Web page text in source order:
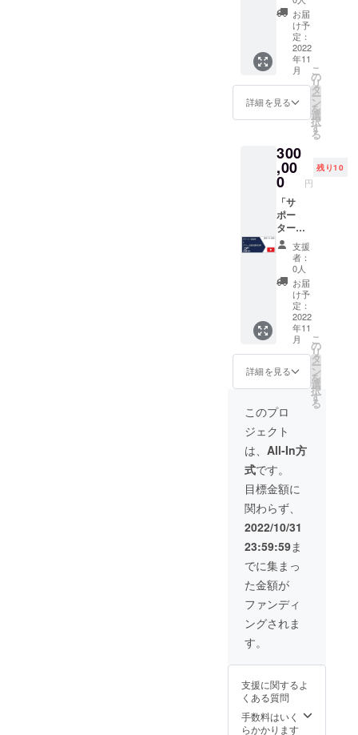
URL そ
て！！
●コア
ルーの
チーに1
時間単
独面談
可能な
チケッ
（有効
期間；
2022年
12月31
日） を
差し上
げま
す。 非
公開動
画のコ
ンテン
ツは ・
立ち上
げの背
景 ・12
年間の
失敗と
成功 ・
壮大す
ぎる夢
面談内
容は ・
コア
ルー
バッグ
につい
て ・特
許使用
許諾に
ついて
・創業
や製品
化につ
いて ・
テレビ
ショッ
ピング
や通販
につい
育てと
仕事の
両立に
ついて
ポン券
１枚
（有効
期間；
2022年
12月31
日） そ
して！
●コア
ルー社
げから
12年間
の想い
を込め
た非公
開
YouTub
e動画の
URL そ
て！！
●2022
年11月1
日現
在、
Stores
店
（https:
//coaro
o.shop/
）にて
発売中
の商品
全種
（２色
以上の
商品に
ついて
は、そ
れぞれ
ご希望
の色で
一色）
１個ず
つ（雑
貨も含
む）全
商品の
円相当
えない
幻のコ
アルー
バッグ
券5時間
分」
（限定5
名様）
ご支援
いただ
いた方
には ●
心を込
めてお
手紙 ●
ネット
ショッ
プ
（Store
s店）全
商品で
１回使
える
20％割
引クー
ポン券
１枚
（有効
期間；
2022年
12月31
日） そ
して！
●コア
ルー社
立ち上
げから
12年間
の想い
を込め
た非公
開
YouTub
e動画の
URL そ
し
て！！
●コア
ルーの
チーに5
時間単
独面談
ト（有
間；
2022年
12月31
日） を
お届
け予
定：
2022
年11
月
詳細を見る
こ
の
リ
タ
ー
ン
を
選
択
す
る
300
,00
0 円
残り10
「サ
ポー
ター登
録券＆
コア
ルー企
画会議
参加
券」
（限定
10名
様） ご
支援い
ただい
た方に
は ●心
を込め
てお礼
のお手
紙 ●
ネット
ショッ
プ
（Store
s店）全
商品で
１回使
える
40％割
引クー
ポン券
10枚
（有効
期限無
●コア
立ち上
げから
12年間
の想い
支援
者：
0人
お届
け予
定：
2022
年11
月
詳細を見る
こ
の
リ
タ
ー
ン
を
選
択
す
る
このプロ
ジェクト
は、 All-In方
式です。
目標金額に
関わらず、
2022/10/31
23:59:59ま
でに集まっ
た金額が
ファンディ
ングされま
す。
支援に関するよ
くある質問
手数料はいく
らかかります